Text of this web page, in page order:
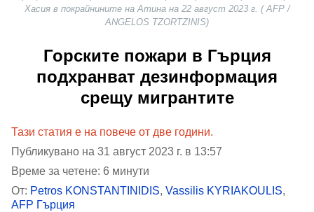
Хасия в покрайнините на Атина на 22 август 2023 г. ( AFP /
ANGELOS TZORTZINIS)
Горските пожари в Гърция
подхранват дезинформация
срещу мигрантите
Тази статия е на повече от две години.
Публикувано на 31 август 2023 г. в 13:57
Време за четене: 6 минути
От: Petros KONSTANTINIDIS, Vassilis KYRIAKOULIS,
AFP Гърция